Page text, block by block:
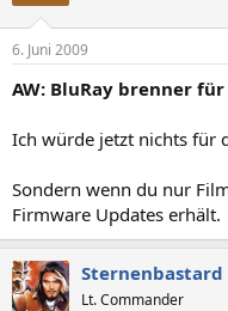
6. Juni 2009
AW: BluRay brenner
Ich würde jetzt nichts für
Sondern wenn du nur
Firmware Updates erhält.
Sternenbastard
Lt. Commander